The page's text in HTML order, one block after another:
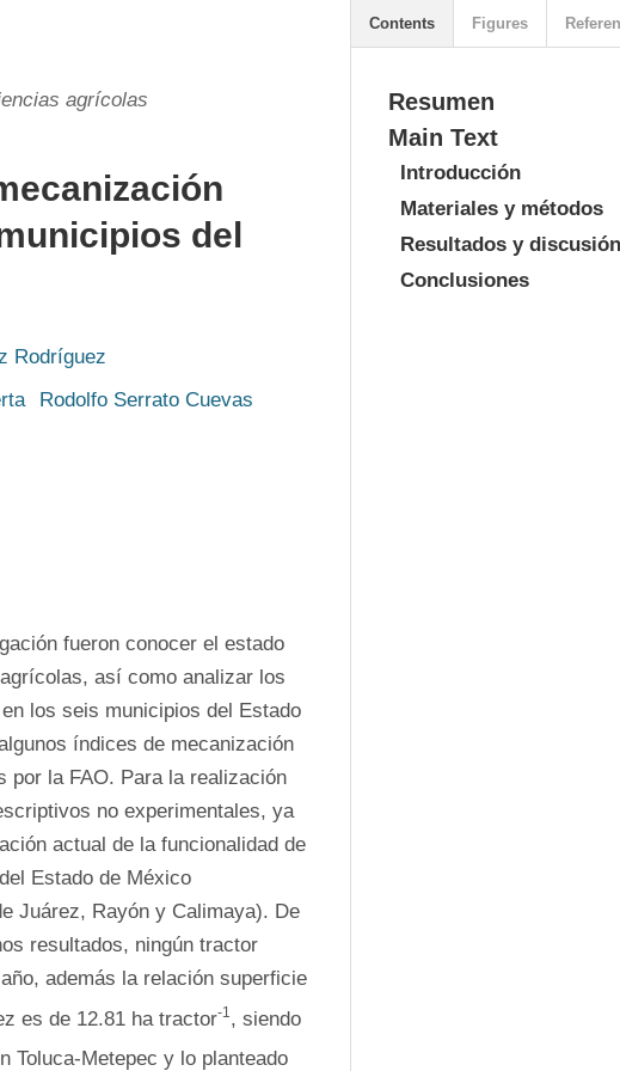
agrícolas
del
Rodríguez
Rodolfo Serrato Cuevas
fueron conocer el estado
así como analizar los
los seis municipios del Estado
índices de mecanización
por la FAO. Para la realización
no experimentales, ya
actual de la funcionalidad de
Estado de México
Juárez, Rayón y Calimaya). De
resultados, ningún tractor
además la relación superficie
es de 12.81 ha tractor-1, siendo
Toluca-Metepec y lo planteado
Resumen
Main Text
Introducción
Materiales y métodos
Resultados y discusión
Conclusiones
Contents Figures